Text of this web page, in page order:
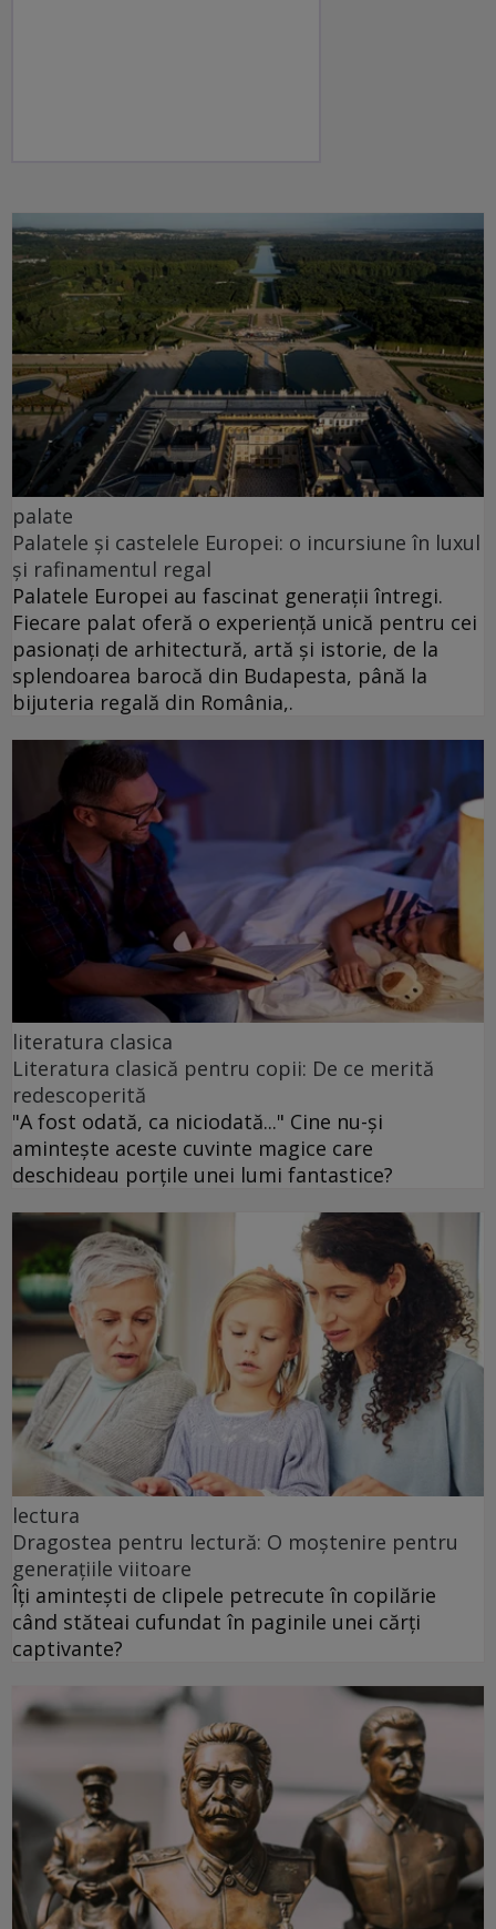
palate
Palatele și castelele Europei: o incursiune în luxul
și rafinamentul regal
Palatele Europei au fascinat generații întregi.
Fiecare palat oferă o experiență unică pentru cei
pasionați de arhitectură, artă și istorie, de la
splendoarea barocă din Budapesta, până la
bijuteria regală din România,.
literatura clasica
Literatura clasică pentru copii: De ce merită
redescoperită
"A fost odată, ca niciodată..." Cine nu-și
amintește aceste cuvinte magice care
deschideau porțile unei lumi fantastice?
lectura
Dragostea pentru lectură: O moștenire pentru
generațiile viitoare
Îți amintești de clipele petrecute în copilărie
când stăteai cufundat în paginile unei cărți
captivante?